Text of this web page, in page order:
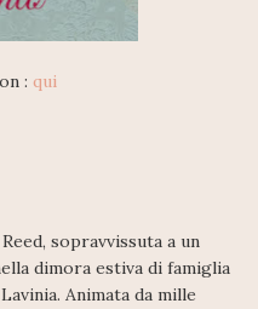
: qui
sopravvissuta a un
dimora estiva di famiglia
Animata da mille